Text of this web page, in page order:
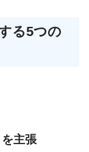
る5つの
主張